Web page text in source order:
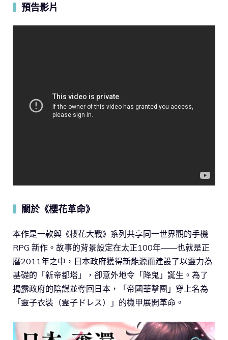
預告影片
關於《櫻花革命》
本作是一款與《櫻花大戰》系列共享同一世界觀的手機
RPG 新作。故事的背景設定在太正100年——也就是正
曆2011年之中，日本政府獲得新能源而建設了以靈力為
基礎的「新帝都塔」，卻意外地令「降鬼」誕生。為了
揭露政府的陰謀並奪回日本，「帝國華擊團」穿上名為
「靈子衣裝（霊子ドレス）」的機甲展開革命。